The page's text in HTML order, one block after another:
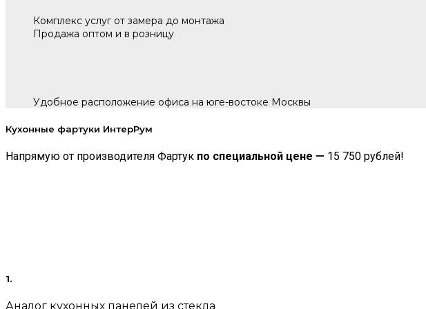
Комплекс услуг от замера до монтажа
Продажа оптом и в розницу
Удобное расположение офиса на юге-востоке Москвы
Кухонные фартуки ИнтерРум
Напрямую от производителя Фартук по специальной цене — 15 750 рублей!
1.
Аналог кухонных панелей из стекла